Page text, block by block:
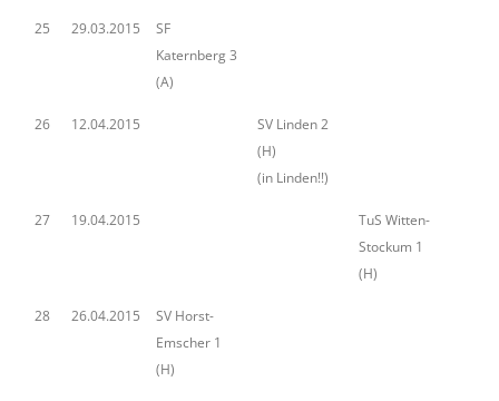
25 29.03.2015
SF
Katernberg 3
(A)
26 12.04.2015
SV Linden 2
(H)
(in Linden!!)
27 19.04.2015
TuS Witten-
Stockum 1
(H)
28 26.04.2015
SV Horst-
Emscher 1
(H)